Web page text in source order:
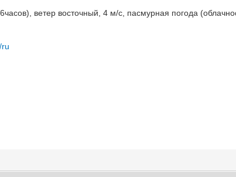
ветер восточный, 4 м/с, пасмурная погода